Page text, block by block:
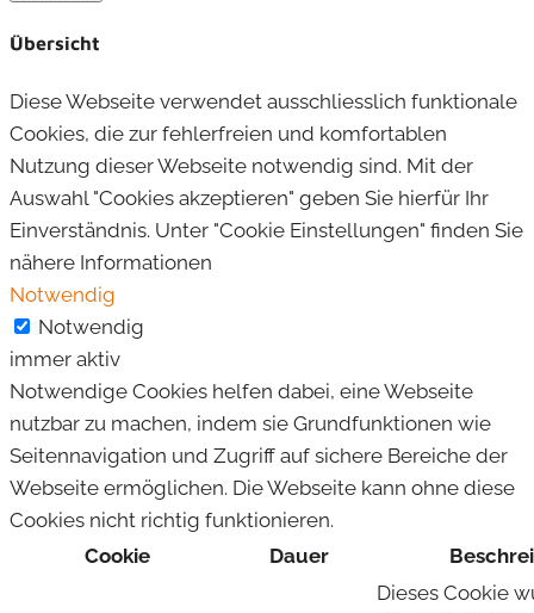
Übersicht
Diese Webseite verwendet ausschliesslich funktionale
Cookies, die zur fehlerfreien und komfortablen
Nutzung dieser Webseite notwendig sind. Mit der
Auswahl "Cookies akzeptieren" geben Sie hierfür Ihr
Einverständnis. Unter "Cookie Einstellungen" finden Sie
nähere Informationen
Notwendig
Notwendig
immer aktiv
Notwendige Cookies helfen dabei, eine Webseite
nutzbar zu machen, indem sie Grundfunktionen wie
Seitennavigation und Zugriff auf sichere Bereiche der
Webseite ermöglichen. Die Webseite kann ohne diese
Cookies nicht richtig funktionieren.
Cookie
Dauer
Dieses Cookie